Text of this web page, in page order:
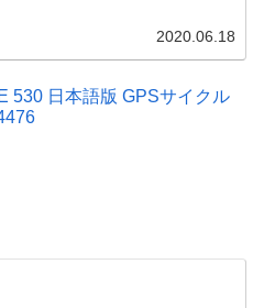
2020.06.18
530 日本語版 GPSサイクル